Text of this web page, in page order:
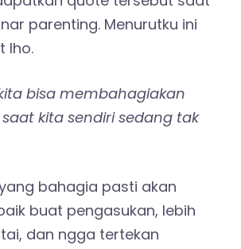
parenting. Menurutku ini
lho.
bisa membahagiakan
kita sendiri sedang tak
bahagia pasti akan
buat pengasukan, lebih
dan ngga tertekan